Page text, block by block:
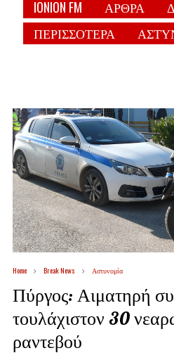
IONION FM
ΑΡΘΡΑ
ΠΕΡΙΣΣΟΤΕΡΑ
Home Break News Αστυνομία
Πύργος: Αιματηρή
τουλάχιστον 30
ραντεβού